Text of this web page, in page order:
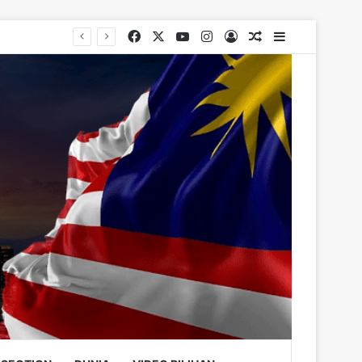
Facebook YouTubeInstagram
Log InRandom Article